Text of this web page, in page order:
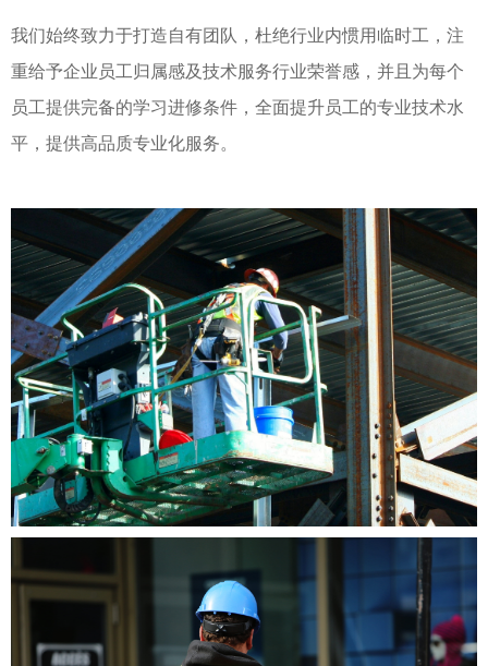
我们始终致力于打造自有团队，杜绝行业内惯用临时工，注
重给予企业员工归属感及技术服务行业荣誉感，并且为每个
员工提供完备的学习进修条件，全面提升员工的专业技术水
平，提供高品质专业化服务。